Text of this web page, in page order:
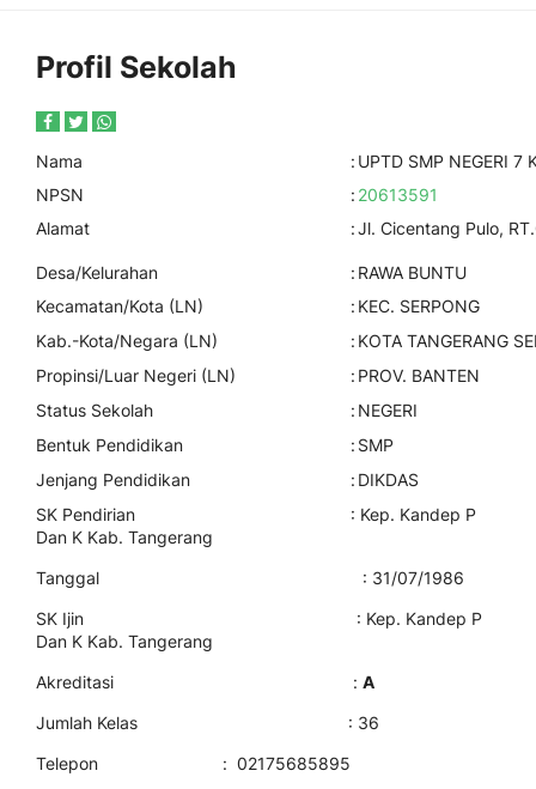
Profil Sekolah
Nama : UPTD SMP NEGERI 7
NPSN
: 20613591
Alamat
:Jl. Cicentang Pulo,
Desa/Kelurahan : RAWA BUNTU
Kecamatan/Kota (LN)
: KEC. SERPONG
Kab.-Kota/Negara (LN)
: KOTA TANGERANG
Propinsi/Luar Negeri (LN)
: PROV. BANTEN
Status Sekolah
: NEGERI
Bentuk Pendidikan
: SMP
Jenjang Pendidikan
: DIKDAS
SK Pendirian : Kep. Kandep P
Dan K Kab. Tangerang
Tanggal : 31/07/1986
SK Ijin : Kep. Kandep P
Dan K Kab. Tangerang
Akreditasi : A
Jumlah Kelas : 36
Telepon
: 02175685895